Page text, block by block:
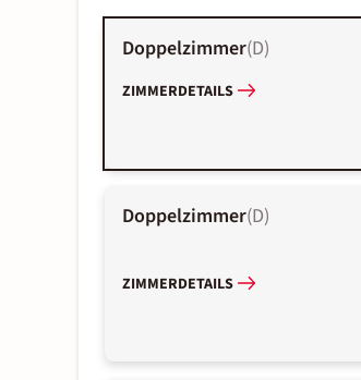
Doppelzimmer(D)
ZIMMERDETAILS
Doppelzimmer(D)
ZIMMERDETAILS